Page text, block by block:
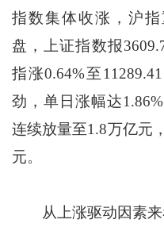
指数集体收涨，沪
盘，上证指数报
指涨0.64%至
劲，单日涨幅达
连续放量至1.8万亿元
元。
从上涨驱动因素来